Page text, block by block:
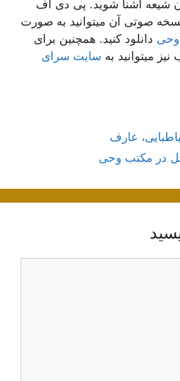
شیعه آشنا شوید. پی دی اف
صوتی آن میتوانید به صورت
دانلود کنید. همچنین برای
میتوانید به سایت سرای
عارف
در مکتب وحی